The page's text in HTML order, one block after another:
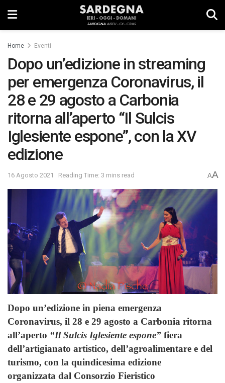
Home Eventi
Dopo un’edizione in streaming
per emergenza Coronavirus, il
28 e 29 agosto a Carbonia
ritorna all’aperto “Il Sulcis
Iglesiente espone”, con la XV
edizione
16 Agosto 2021 Reading Time: 3 mins read AA
Dopo un’edizione in piena emergenza
Coronavirus, il 28 e 29 agosto a Carbonia ritorna
all’aperto “Il Sulcis Iglesiente espone” fiera
dell’artigianato artistico, dell’agroalimentare e del
turismo, con la quindicesima edizione
organizzata dal Consorzio Fieristico